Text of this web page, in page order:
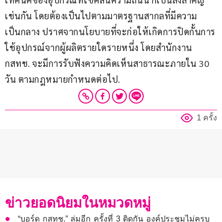
เช่นกัน โดยต้องเป็นไปตามมาตรฐานสากลที่มีความ
เป็นกลาง ปราศจากนโยบายที่จะก่อให้เกิดการปิดกั้นการ
ใช้อุปกรณ์จากผู้ผลิตรายใดรายหนึ่ง โดยสำนักงาน
กสทช. จะมีการรับฟังความคิดเห็นสาธารณะภายใน 30
วัน ตามกฎหมายกำหนดต่อไป.
1 ครั้ง
ข่าวยอดนิยมในหมวดหมู่
“บอร์ด กสทช.” ล่มอีก ครั้งที่ 3 ติดกัน องค์ประชุมไม่ครบ